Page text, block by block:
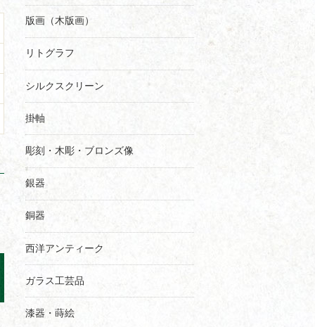
版画（木版画）
リトグラフ
シルクスクリーン
掛軸
彫刻・木彫・ブロンズ像
銀器
銅器
西洋アンティーク
ガラス工芸品
漆器・蒔絵